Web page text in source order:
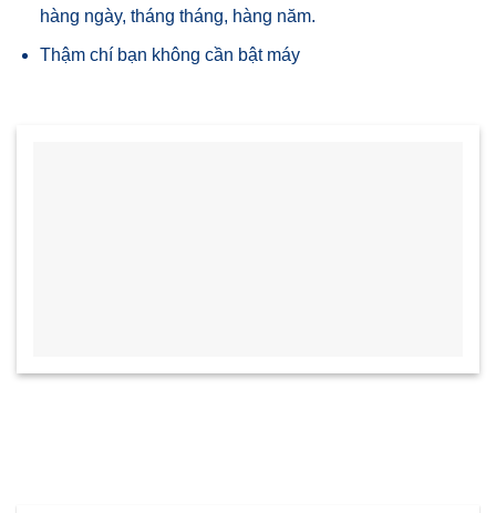
hàng ngày, tháng tháng, hàng năm.
Thậm chí bạn không cần bật máy